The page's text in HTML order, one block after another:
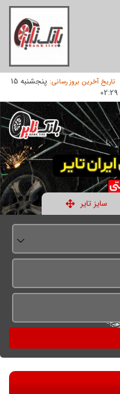
تاریخ آخرین بروز رسانی:
پنجشنبه 15
02:29
سایز تایر